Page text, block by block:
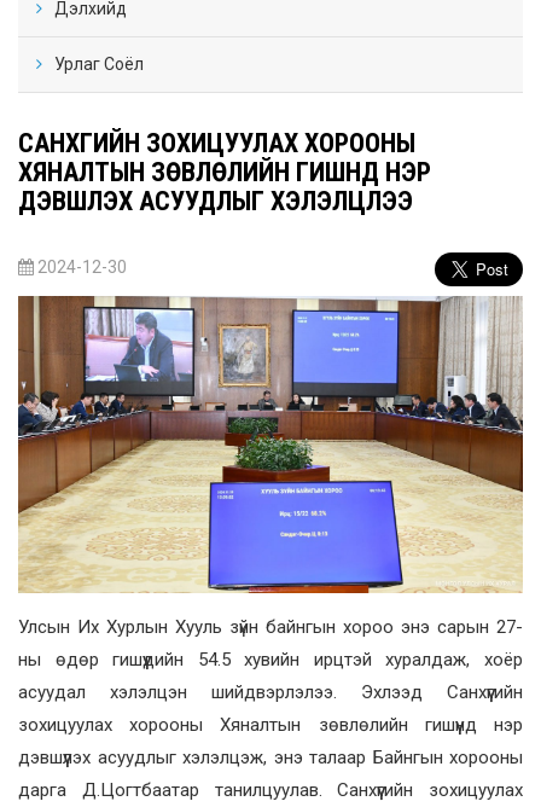
Дэлхийд
Урлаг Соёл
САНХҮҮГИЙН ЗОХИЦУУЛАХ ХОРООНЫ
ХЯНАЛТЫН ЗӨВЛӨЛИЙН ГИШҮҮНД НЭР
ДЭВШҮҮЛЭХ АСУУДЛЫГ ХЭЛЭЛЦЛЭЭ
2024-12-30
Улсын Их Хурлын Хууль зүйн байнгын хороо энэ сарын 27-
ны өдөр гишүүдийн 54.5 хувийн ирцтэй хуралдаж, хоёр
асуудал хэлэлцэн шийдвэрлэлээ. Эхлээд Санхүүгийн
зохицуулах хорооны Хяналтын зөвлөлийн гишүүнд нэр
дэвшүүлэх асуудлыг хэлэлцэж, энэ талаар Байнгын хорооны
дарга Д.Цогтбаатар танилцуулав. Санхүүгийн зохицуулах